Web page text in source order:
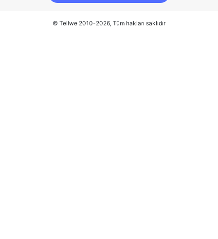
© Tellwe 2010-2026, Tüm hakları saklıdır